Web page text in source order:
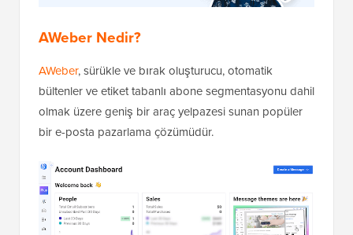
AWeber Nedir?
AWeber, sürükle ve bırak oluşturucu, otomatik
bültenler ve etiket tabanlı abone segmentasyonu dahil
olmak üzere geniş bir araç yelpazesi sunan popüler
bir e-posta pazarlama çözümüdür.